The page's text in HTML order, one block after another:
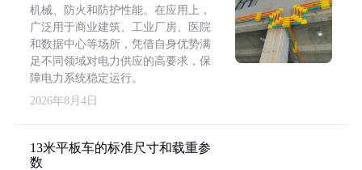
机械、防火和防护性能。在应用上，
广泛用于商业建筑、工业厂房、医院
和数据中心等场所，凭借自身优势满
足不同领域对电力供应的高要求，保
障电力系统稳定运行。
2026年8月4日
13米平板车的标准尺寸和载重参
数